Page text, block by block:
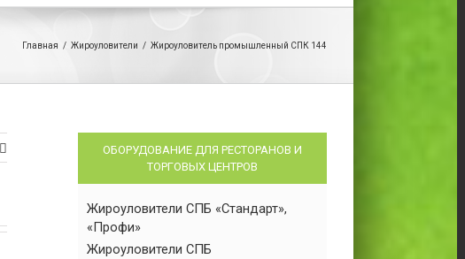
Главная / Жироуловители / Жироуловитель промышленный СПК 144
ОБОРУДОВАНИЕ ДЛЯ РЕСТОРАНОВ И
ТОРГОВЫХ ЦЕНТРОВ
Жироуловители СПБ «Стандарт»,
«Профи»
Жироуловители СПБ